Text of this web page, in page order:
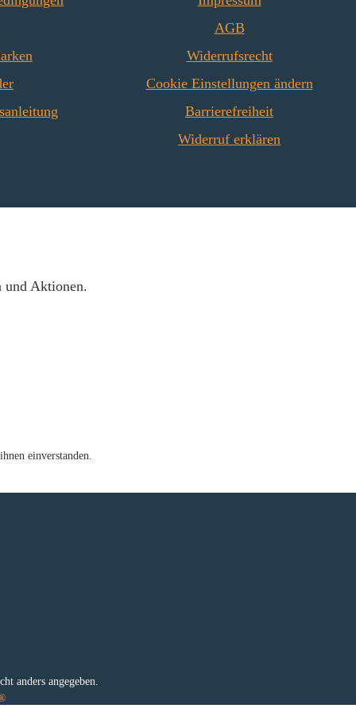
(125 x 330 x 30 mm)
Seitenstein links hinten (125 x
rechts hinten (125 x 330 x 30
mm) Rückwandstein links
(152 x 330 x 30 mm),
AGB
Widerrufsrecht
Cookie Einstellungen ändern
Barrierefreiheit
Widerruf erklären
und Aktionen.
einverstanden.
anders angegeben.